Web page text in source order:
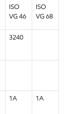
ISO
VG 46
ISO
VG 68
3240
1A 1A